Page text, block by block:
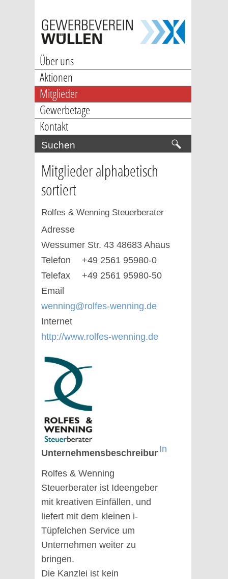
Über uns
Aktionen
Mitglieder
Gewerbetage
Kontakt
Mitglieder alphabetisch
sortiert
Rolfes & Wenning Steuerberater
Adresse
Wessumer Str. 43 48683 Ahaus
Telefon
+49 2561 95980-0
Telefax
+49 2561 95980-50
Email
wenning@rolfes-wenning.de
Internet
http://www.rolfes-wenning.de
Unternehmensbeschreibung
Rolfes & Wenning
Steuerberater ist Ideengeber
mit kreativen Einfällen, und
liefert mit dem kleinen i-
Tüpfelchen Service um
Unternehmen weiter zu
bringen.
Die Kanzlei ist kein
In